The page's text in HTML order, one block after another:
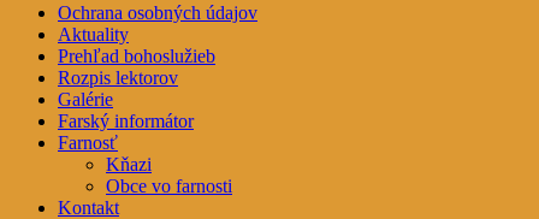
Ochrana osobných údajov
Aktuality
Prehľad bohoslužieb
Rozpis lektorov
Galérie
Farský informátor
Farnosť
Kňazi
Obce vo farnosti
Kontakt